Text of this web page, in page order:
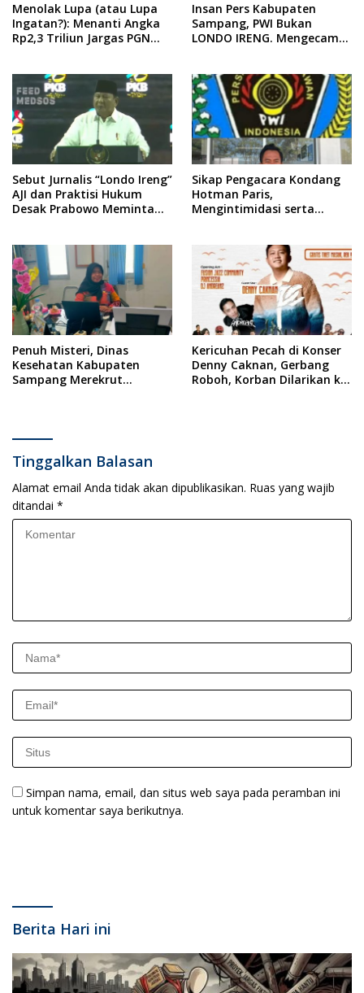
Menolak Lupa (atau Lupa
Ingatan?): Menanti Angka
Rp2,3 Triliun Jargas PGN
Insan Pers Kabupaten
Sampang, PWI Bukan
LONDO IRENG. Mengecam
Republik Indonesia
Sebut Jurnalis “Londo Ireng”
AJI dan Praktisi Hukum
Desak Prabowo Meminta
Sikap Pengacara Kondang
Hotman Paris,
Mengintimidasi serta
Sampang Angkat Bicara
Penuh Misteri, Dinas
Kesehatan Kabupaten
Sampang Merekrut
Kericuhan Pecah di Konser
Denny Caknan, Gerbang
Roboh, Korban Dilarikan ke
Tinggalkan Balasan
Alamat email Anda tidak akan dipublikasikan. Ruas yang wajib
ditandai *
Simpan nama, email, dan situs web saya pada peramban ini
untuk komentar saya berikutnya.
Berita Hari ini